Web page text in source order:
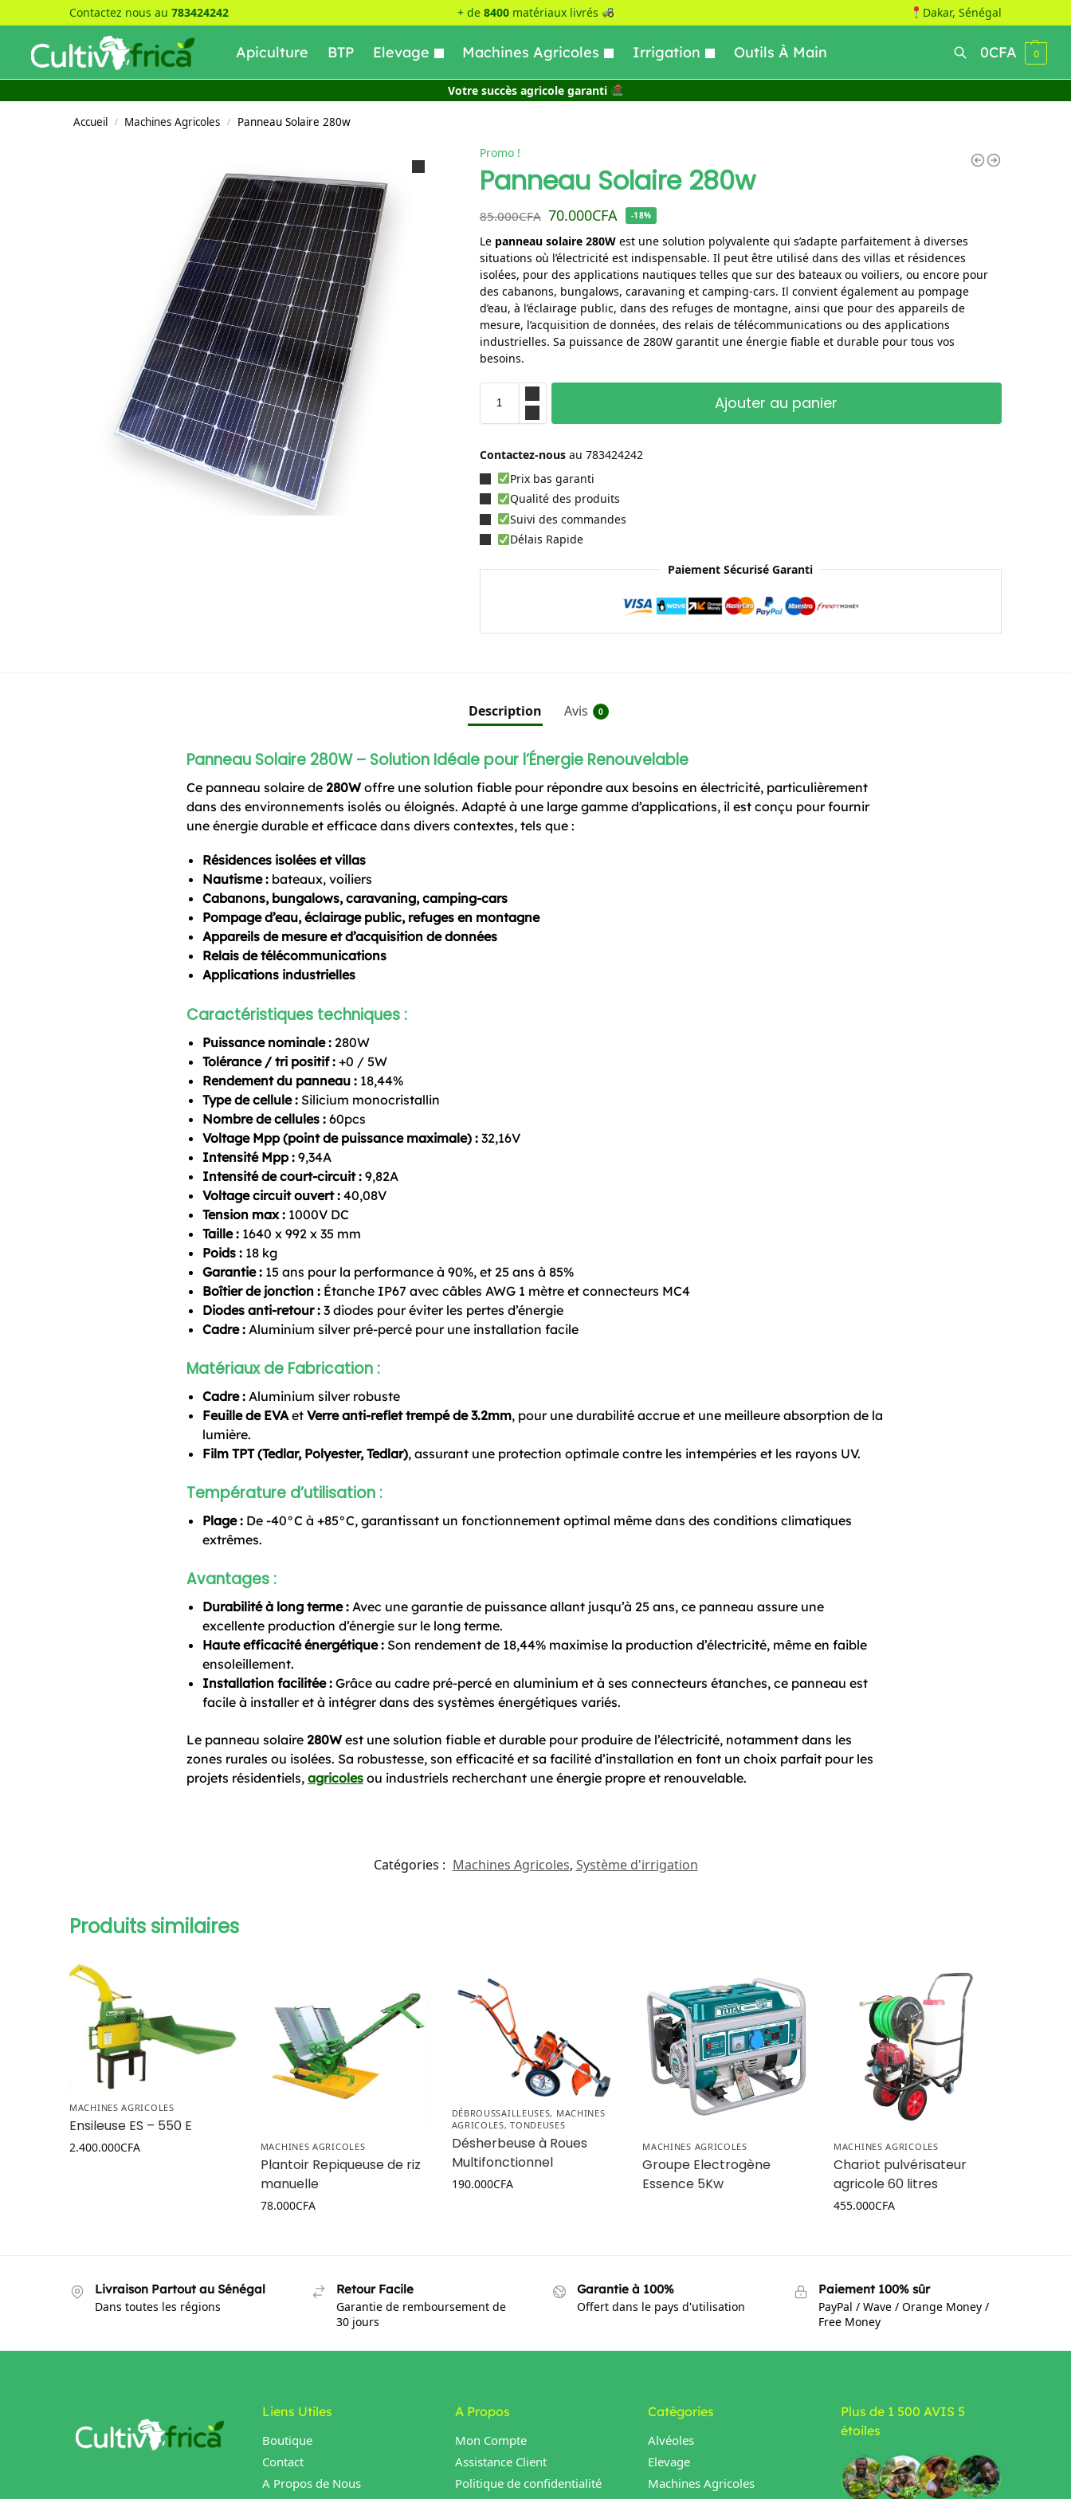
Contactez nous au 783424242 + de 8400matériaux livrés Dakar, Sénégal
Apiculture BTP Elevage Machines Agricoles Irrigation Outils À Main
Recherche
Recherche
0CFA 0
Votre succès agricole garanti
Accueil / Machines Agricoles / Panneau Solaire 280w
Promo !
Panneau Solaire 280w
85.000CFA 70.000CFA -18%
Le panneau solaire 280West une solution polyvalente qui s’adapte parfaitement à diverses
situations où l’électricité est indispensable. Il peut être utilisé dans des villas et résidences
isolées, pour des applications nautiques telles que sur des bateaux ou voiliers, ou encore pour
des cabanons, bungalows, caravaning et camping-cars. Il convient également au pompage
d’eau, à l’éclairage public, dans des refuges de montagne, ainsi que pour des appareils de
mesure, l’acquisition de données, des relais de télécommunications ou des applications
industrielles. Sa puissance de 280W garantit une énergie fiable et durable pour tous vos
besoins.
Ajouter au panier
Contactez-nous au 783424242
Prix bas garanti
Qualité des produits
Suivi des commandes
Délais Rapide
Paiement Sécurisé Garanti
Description Avis 0
Panneau Solaire 280W – Solution Idéale pour l’Énergie Renouvelable
Ce panneau solaire de 280Woffre une solution fiable pour répondre aux besoins en électricité, particulièrement
dans des environnements isolés ou éloignés. Adapté à une large gamme d’applications, il est conçu pour fournir
une énergie durable et efficace dans divers contextes, tels que :
Résidences isolées et villas
Nautisme :bateaux, voiliers
Cabanons, bungalows, caravaning, camping-cars
Pompage d’eau, éclairage public, refuges en montagne
Appareils de mesure et d’acquisition de données
Relais de télécommunications
Applications industrielles
Caractéristiques techniques :
Puissance nominale :280W
Tolérance / tri positif :+0 / 5W
Rendement du panneau :18,44%
Type de cellule :Silicium monocristallin
Nombre de cellules :60pcs
Voltage Mpp (point de puissance maximale) :32,16V
Intensité Mpp :9,34A
Intensité de court-circuit :9,82A
Voltage circuit ouvert :40,08V
Tension max :1000V DC
Taille :1640 x 992 x 35 mm
Poids :18 kg
Garantie :15 ans pour la performance à 90%, et 25 ans à 85%
Boîtier de jonction :Étanche IP67 avec câbles AWG 1 mètre et connecteurs MC4
Diodes anti-retour :3 diodes pour éviter les pertes d’énergie
Cadre :Aluminium silver pré-percé pour une installation facile
Matériaux de Fabrication :
Cadre :Aluminium silver robuste
Feuille de EVAet Verre anti-reflet trempé de 3.2mm, pour une durabilité accrue et une meilleure absorption de la
lumière.
Film TPT (Tedlar, Polyester, Tedlar), assurant une protection optimale contre les intempéries et les rayons UV.
Température d’utilisation :
Plage :De -40°C à +85°C, garantissant un fonctionnement optimal même dans des conditions climatiques
extrêmes.
Avantages :
Durabilité à long terme :Avec une garantie de puissance allant jusqu’à 25 ans, ce panneau assure une
excellente production d’énergie sur le long terme.
Haute efficacité énergétique :Son rendement de 18,44% maximise la production d’électricité, même en faible
ensoleillement.
Installation facilitée :Grâce au cadre pré-percé en aluminium et à ses connecteurs étanches, ce panneau est
facile à installer et à intégrer dans des systèmes énergétiques variés.
Le panneau solaire 280West une solution fiable et durable pour produire de l’électricité, notamment dans les
zones rurales ou isolées. Sa robustesse, son efficacité et sa facilité d’installation en font un choix parfait pour les
projets résidentiels, agricolesou industriels recherchant une énergie propre et renouvelable.
Catégories : Machines Agricoles, Système d'irrigation
Produits similaires
MACHINES AGRICOLES
Ensileuse ES – 550 E
2.400.000CFA MACHINES AGRICOLES
Plantoir Repiqueuse de riz
manuelle
78.000CFA
DÉBROUSSAILLEUSES, MACHINES
AGRICOLES,TONDEUSES
Désherbeuse à Roues
Multifonctionnel
190.000CFA
MACHINES AGRICOLES
Groupe Electrogène
Essence 5Kw
MACHINES AGRICOLES
Chariot pulvérisateur
agricole 60 litres
455.000CFA
Livraison Partout au Sénégal
Dans toutes les régions
Retour Facile
Garantie de remboursement de
30 jours
Garantie à 100%
Offert dans le pays d'utilisation
Paiement 100% sûr
PayPal / Wave / Orange Money /
Free Money
Liens Utiles
Boutique
Contact
A Propos de Nous
A Propos
Mon Compte
Assistance Client
Politique de confidentialité
Catégories
Alvéoles
Elevage
Machines Agricoles
Plus de 1 500 AVIS 5
étoiles